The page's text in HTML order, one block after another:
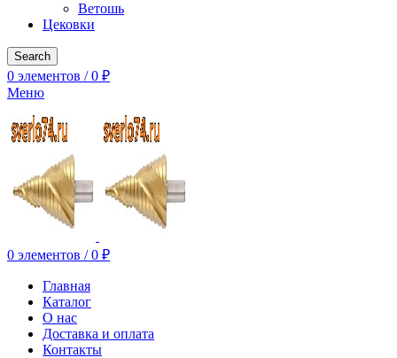
Ветошь
Цековки
Search
0 элементов / 0 ₽
Меню
0 элементов / 0 ₽
Главная
Каталог
О нас
Доставка и оплата
Контакты